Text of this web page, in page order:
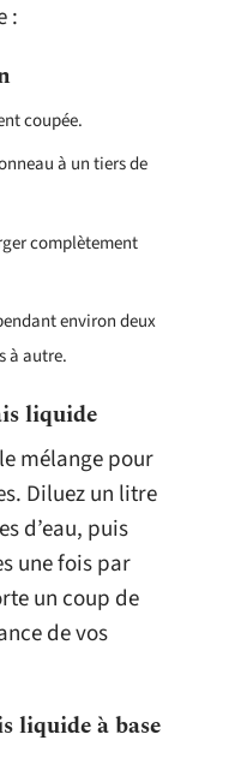
:
coupée.
à un tiers de
complètement
environ deux
à autre.
liquide
mélange pour
Diluez un litre
d’eau, puis
une fois par
un coup de
de vos
liquide à base